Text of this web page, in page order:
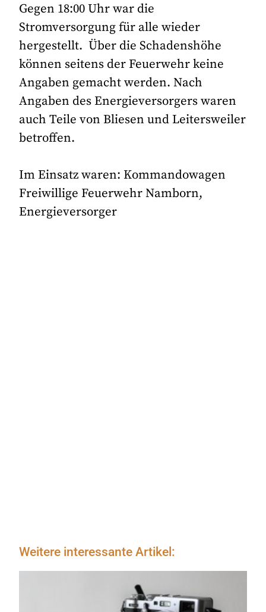
Gegen 18:00 Uhr war die
Stromversorgung für alle wieder
hergestellt. Über die Schadenshöhe
können seitens der Feuerwehr keine
Angaben gemacht werden. Nach
Angaben des Energieversorgers waren
auch Teile von Bliesen und Leitersweiler
betroffen.
Im Einsatz waren: Kommandowagen
Freiwillige Feuerwehr Namborn,
Energieversorger
Weitere interessante Artikel: